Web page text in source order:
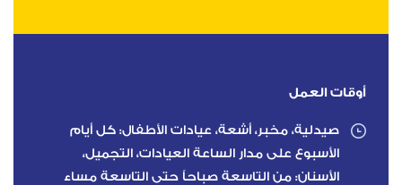
أوقات العمل
صيدلية، مخبر، أشعة، عيادات الأطفال: كل أيام
الأسبوع على مدار الساعة العيادات، التجميل،
الأسنان: من التاسعة صباحاً حتى التاسعة مساء